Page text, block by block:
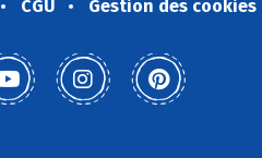
CGU Gestion des cookies